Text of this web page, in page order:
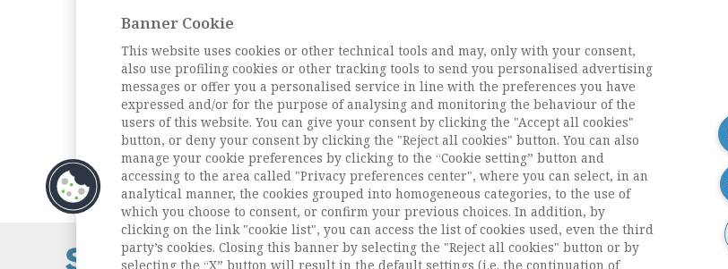
Contatti / Contacts
Banner Cookie
This website uses cookies or other technical tools and may, only with your consent,
also use profiling cookies or other tracking tools to send you personalised advertising
messages or offer you a personalised service in line with the preferences you have
expressed and/or for the purpose of analysing and monitoring the behaviour of the
users of this website. You can give your consent by clicking the "Accept all cookies"
button, or deny your consent by clicking the "Reject all cookies" button. You can also
manage your cookie preferences by clicking to the “Cookie setting” button and
accessing to the area called "Privacy preferences center", where you can select, in an
analytical manner, the cookies grouped into homogeneous categories, to the use of
which you choose to consent, or confirm your previous choices. In addition, by
clicking on the link "cookie list", you can access the list of cookies used, even the third
party’s cookies. Closing this banner by selecting the "Reject all cookies" button or by
selecting the “X” button will result in the default settings (i.e. the continuation of